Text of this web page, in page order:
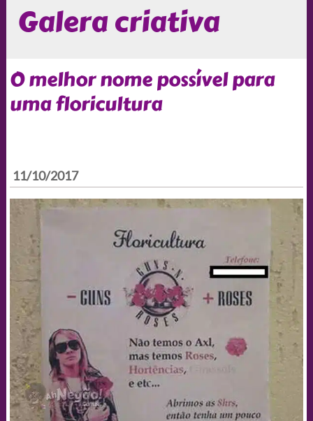
Galera criativa
O melhor nome possível para
uma floricultura
11/10/2017